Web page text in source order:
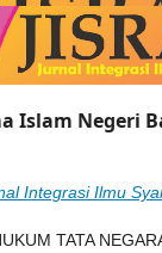
Islam Negeri
Integrasi Ilmu
TATA